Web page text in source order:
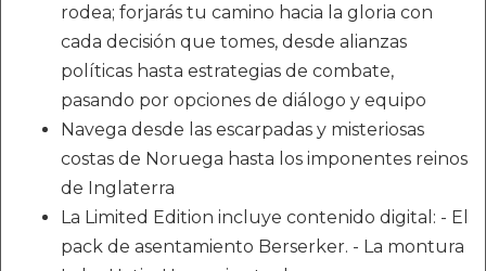
rodea; forjarás tu camino hacia la gloria con
cada decisión que tomes, desde alianzas
políticas hasta estrategias de combate,
pasando por opciones de diálogo y equipo
Navega desde las escarpadas y misteriosas
costas de Noruega hasta los imponentes reinos
de Inglaterra
La Limited Edition incluye contenido digital: - El
pack de asentamiento Berserker. - La montura